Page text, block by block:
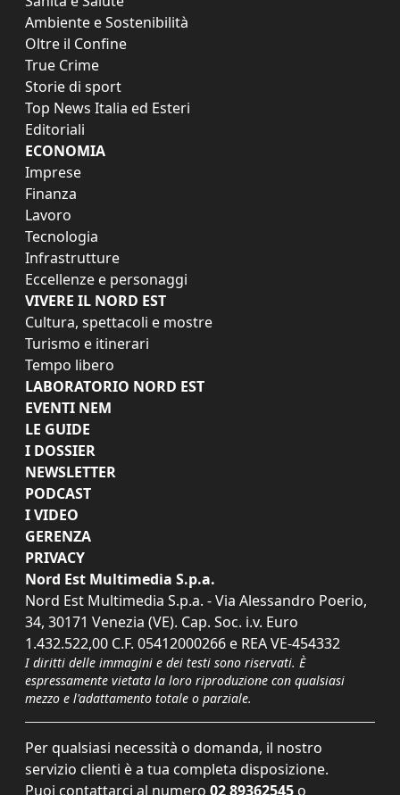
Ambiente e Sostenibilità
Oltre il Confine
True Crime
Storie di sport
Top News Italia ed Esteri
Editoriali
ECONOMIA
Imprese
Finanza
Lavoro
Tecnologia
Infrastrutture
Eccellenze e personaggi
VIVERE IL NORD EST
Cultura, spettacoli e mostre
Turismo e itinerari
Tempo libero
LABORATORIO NORD EST
EVENTI NEM
LE GUIDE
I DOSSIER
NEWSLETTER
PODCAST
I VIDEO
GERENZA
PRIVACY
Nord Est Multimedia S.p.a.
Nord Est Multimedia S.p.a. - Via Alessandro Poerio,
34, 30171 Venezia (VE). Cap. Soc. i.v. Euro
1.432.522,00 C.F. 05412000266 e REA VE-454332
I diritti delle immagini e dei testi sono riservati. È
espressamente vietata la loro riproduzione con qualsiasi
mezzo e l'adattamento totale o parziale.
Per qualsiasi necessità o domanda, il nostro
servizio clienti è a tua completa disposizione.
Puoi contattarci al numero 02 89362545 o